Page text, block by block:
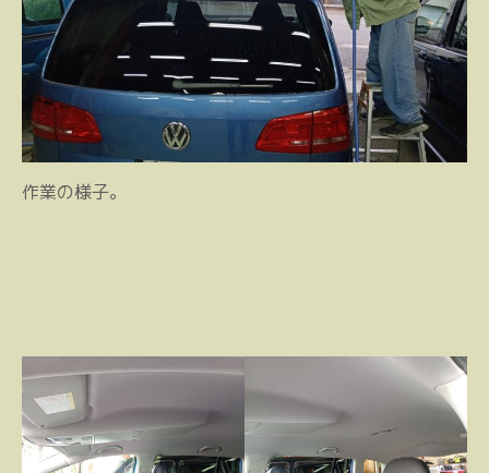
作業の様子。